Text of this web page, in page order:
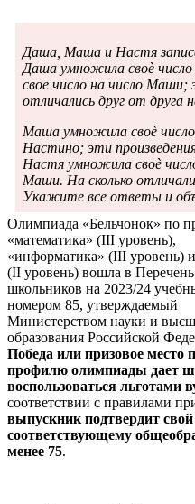
Даша, Маша и Настя
Даша умножила своѐ
свое число на число Маши;
отличались друг от друга
Маша умножила своѐ
Настино; эти
Настя умножила своѐ
Маши. На сколько
Укажите все ответы и
Олимпиада «Бельчонок» по
«математика» (III уровень),
«информатика» (III уровень)
(II уровень) вошла в
школьников на 2023/24
номером 85, утверждаемый
Министерством науки и
образования Российской
Победа или призовое место
профилю олимпиады дает
воспользоваться льготами
соответствии с правилами
выпускник подтвердит
соответствующему
менее 75.